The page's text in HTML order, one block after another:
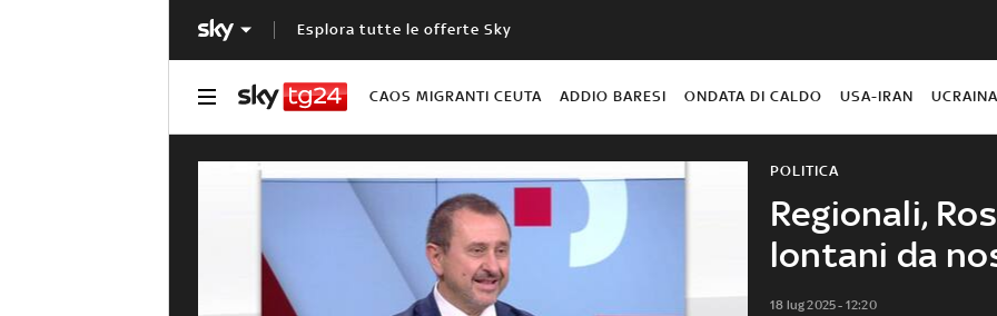
Esplora tutte le offerte Sky
CAOS MIGRANTI CEUTA ADDIO BARESI ONDATA DI CALDO USA-IRAN UCRAINA
Regionali,
lontani da
POLITICA
18 lug 2025 - 12:20